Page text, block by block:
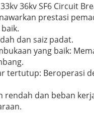
36kv SF6 Circuit
prestasi
dan saiz padat.
yang baik:
tertutup: Beroperasi
rendah dan beban